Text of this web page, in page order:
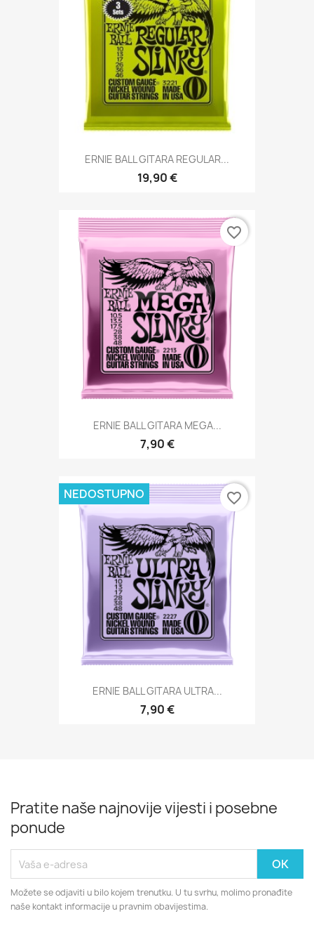
ERNIE BALL GITARA REGULAR...
19,90 €
ERNIE BALL GITARA MEGA...
7,90 €
favorite_border
ERNIE BALL GITARA ULTRA...
7,90 €
NEDOSTUPNO favorite_border
Pratite naše najnovije vijesti i posebne
ponude
Možete se odjaviti u bilo kojem trenutku. U tu svrhu, molimo pronađite
naše kontakt informacije u pravnim obavijestima.